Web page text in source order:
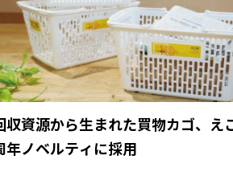
収資源から生まれた買物カゴ、え
年ノベルティに採用